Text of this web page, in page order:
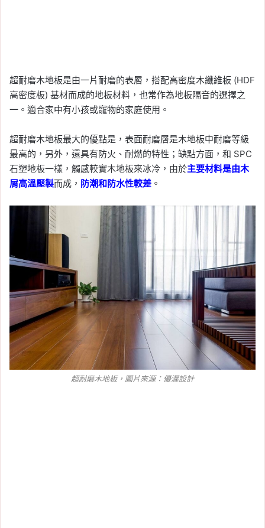
超耐磨木地板是由一片耐磨的表層，搭配高密度木纖維板 (HDF
高密度板) 基材而成的地板材料，也常作為地板隔音的選擇之
一。適合家中有小孩或寵物的家庭使用。
超耐磨木地板最大的優點是，表面耐磨層是木地板中耐磨等級
最高的，另外，還具有防火、耐燃的特性；缺點方面，和 SPC
石塑地板一樣，觸感較實木地板來冰冷，由於主要材料是由木
屑高溫壓製而成， 防潮和防水性較差 。
超耐磨木地板，圖片來源： 優渥設計